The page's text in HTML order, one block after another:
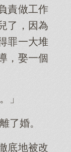
責做工作
了，因為
罪一大堆
，娶一個
」
了婚。
底地被改